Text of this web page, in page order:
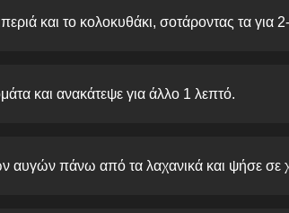
και το κολοκυθάκι, σοτάροντας τα
και ανακάτεψε για άλλο 1 λεπτό.
αυγών πάνω από τα λαχανικά και ψήσε σε